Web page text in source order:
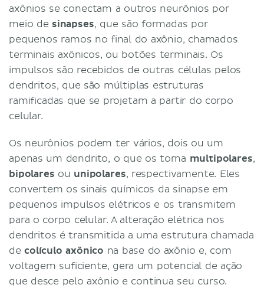
axônios se conectam a outros neurônios por
meio de sinapses, que são formadas por
pequenos ramos no final do axônio, chamados
terminais axônicos, ou botões terminais. Os
impulsos são recebidos de outras células pelos
dendritos, que são múltiplas estruturas
ramificadas que se projetam a partir do corpo
celular.
Os neurônios podem ter vários, dois ou um
apenas um dendrito, o que os torna multipolares,
bipolares ou unipolares, respectivamente. Eles
convertem os sinais químicos da sinapse em
pequenos impulsos elétricos e os transmitem
para o corpo celular. A alteração elétrica nos
dendritos é transmitida a uma estrutura chamada
decolículo axônico na base do axônio e, com
voltagem suficiente, gera um potencial de ação
que desce pelo axônio e continua seu curso.